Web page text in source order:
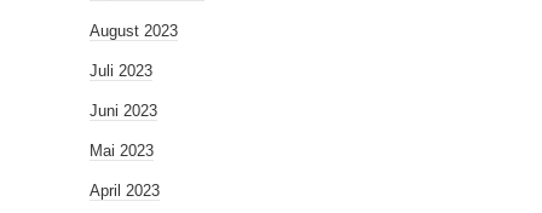
August 2023
Juli 2023
Juni 2023
Mai 2023
April 2023